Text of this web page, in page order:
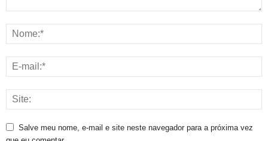
Salve meu nome, e-mail e site neste navegador para a próxima vez